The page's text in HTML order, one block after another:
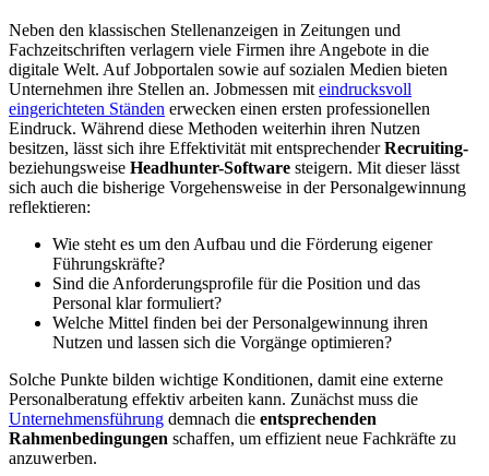
Neben den klassischen Stellenanzeigen in Zeitungen und
Fachzeitschriften verlagern viele Firmen ihre Angebote in die
digitale Welt. Auf Jobportalen sowie auf sozialen Medien bieten
Unternehmen ihre Stellen an. Jobmessen mit eindrucksvoll
eingerichteten Ständen erwecken einen ersten professionellen
Eindruck. Während diese Methoden weiterhin ihren Nutzen
besitzen, lässt sich ihre Effektivität mit entsprechenderRecruiting-
beziehungsweise Headhunter-Software steigern. Mit dieser lässt
sich auch die bisherige Vorgehensweise in der Personalgewinnung
reflektieren:
Wie steht es um den Aufbau und die Förderung eigener
Führungskräfte?
Sind die Anforderungsprofile für die Position und das
Personal klar formuliert?
Welche Mittel finden bei der Personalgewinnung ihren
Nutzen und lassen sich die Vorgänge optimieren?
Solche Punkte bilden wichtige Konditionen, damit eine externe
Personalberatung effektiv arbeiten kann. Zunächst muss die
Unternehmensführung demnach die entsprechenden
Rahmenbedingungen schaffen, um effizient neue Fachkräfte zu
anzuwerben.